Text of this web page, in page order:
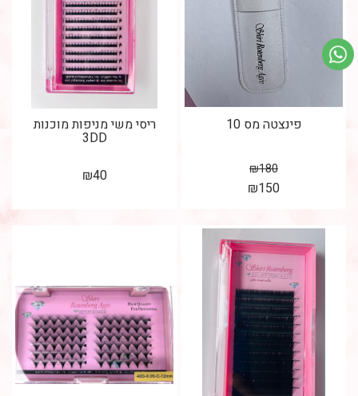
פינצטה מס 10
₪180
₪150
ריסי משי מניפות מוכנות
3DD
₪40